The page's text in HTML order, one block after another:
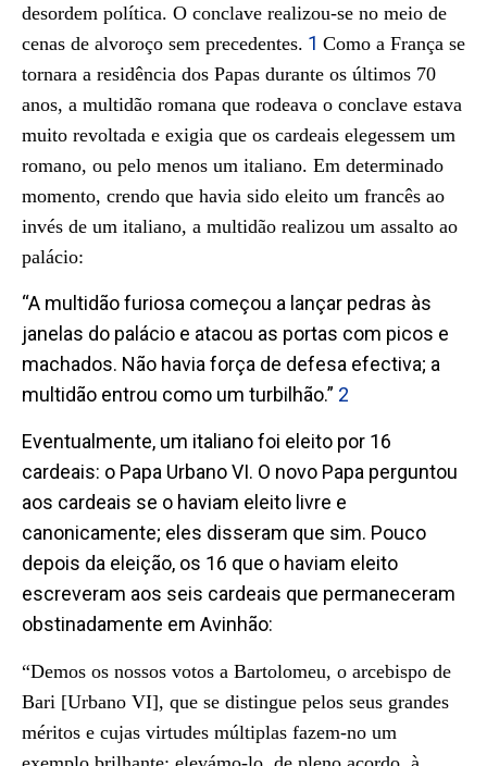
desordem política. O conclave realizou-se no meio de
cenas de alvoroço sem precedentes. 1 Como a França se
tornara a residência dos Papas durante os últimos 70
anos, a multidão romana que rodeava o conclave estava
muito revoltada e exigia que os cardeais elegessem um
romano, ou pelo menos um italiano. Em determinado
momento, crendo que havia sido eleito um francês ao
invés de um italiano, a multidão realizou um assalto ao
palácio:
“A multidão furiosa começou a lançar pedras às
janelas do palácio e atacou as portas com picos e
machados. Não havia força de defesa efectiva; a
multidão entrou como um turbilhão.” 2
Eventualmente, um italiano foi eleito por 16
cardeais: o Papa Urbano VI. O novo Papa perguntou
aos cardeais se o haviam eleito livre e
canonicamente; eles disseram que sim. Pouco
depois da eleição, os 16 que o haviam eleito
escreveram aos seis cardeais que permaneceram
obstinadamente em Avinhão:
“Demos os nossos votos a Bartolomeu, o arcebispo de
Bari [Urbano VI], que se distingue pelos seus grandes
méritos e cujas virtudes múltiplas fazem-no um